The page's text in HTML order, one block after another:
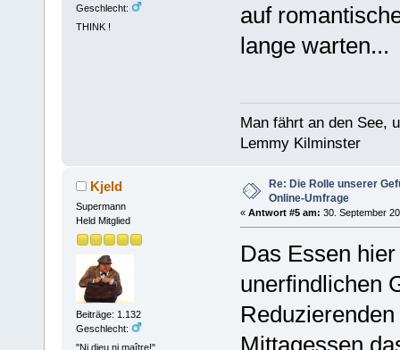
Geschlecht:
THINK !
auf
lange warten...
Man fährt an den See,
Lemmy Kilminster
Kjeld
Supermann
Held Mitglied
Beiträge: 1.132
Geschlecht:
"Ni dieu ni maître!"
Re: Die Rolle unserer
Online-Umfrage
« Antwort #5 am: 30. September
Das Essen
unerfindlichen